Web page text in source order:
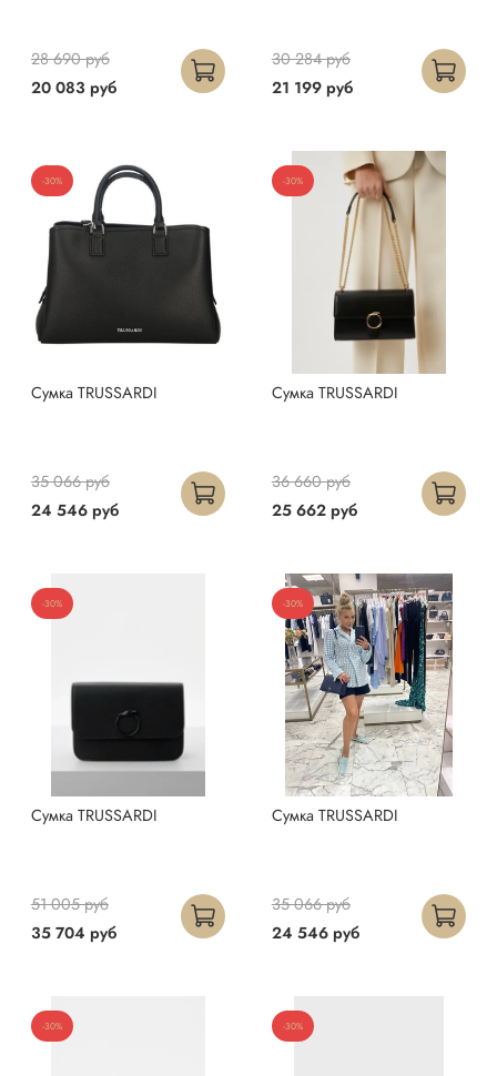
20 083 руб
28 690 руб
21 199 руб
30 284 руб
-30%
Сумка TRUSSARDI
24 546 руб
35 066 руб
-30%
Сумка TRUSSARDI
25 662 руб
36 660 руб
-30%
Сумка TRUSSARDI
35 704 руб
51 005 руб
-30%
Сумка TRUSSARDI
24 546 руб
35 066 руб
-30% -30%